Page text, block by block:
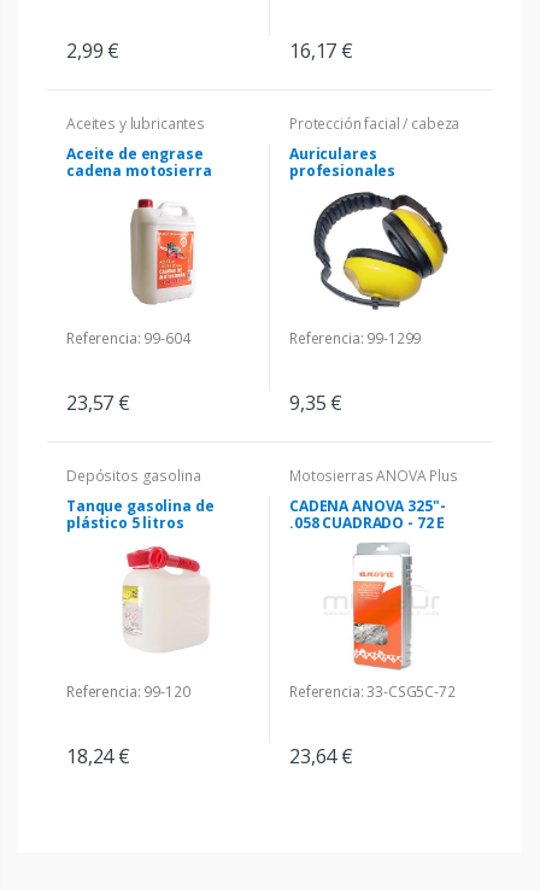
2,99 € 16,17 €
Aceites y lubricantes
Aceite de engrase
cadena motosierra
Referencia: 99-604
23,57 €
Protección facial / cabeza
Auriculares
profesionales
Referencia: 99-1299
9,35 €
Depósitos gasolina
Tanque gasolina de
plástico 5 litros
Referencia: 99-120
18,24 €
Motosierras ANOVA Plus
CADENA ANOVA 325"-
.058 CUADRADO - 72 E
Referencia: 33-CSG5C-72
23,64 €